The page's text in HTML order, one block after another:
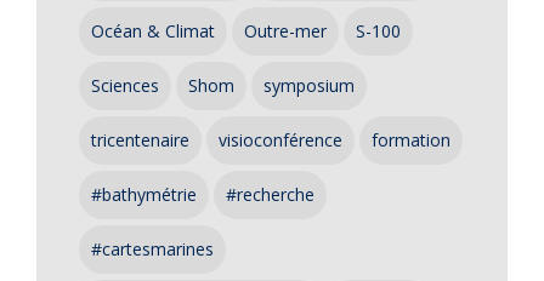
Océan & Climat Outre-mer S-100
Sciences Shom symposium
tricentenaire visioconférence formation
#bathymétrie #recherche
#cartesmarines